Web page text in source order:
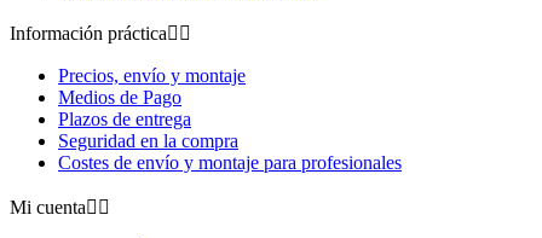
Información práctica 
Precios, envío y montaje
Medios de Pago
Plazos de entrega
Seguridad en la compra
Costes de envío y montaje para profesionales
Mi cuenta 